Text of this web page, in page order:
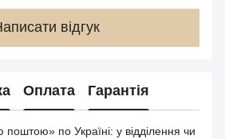
відгук
Оплата Гарантія
по Україні: у відділення чи